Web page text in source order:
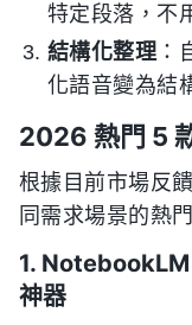
特定段落，不
結構化整理 ：
化語音變為結
2026 熱門 5
根據目前市場反
同需求場景的熱
1.
神器